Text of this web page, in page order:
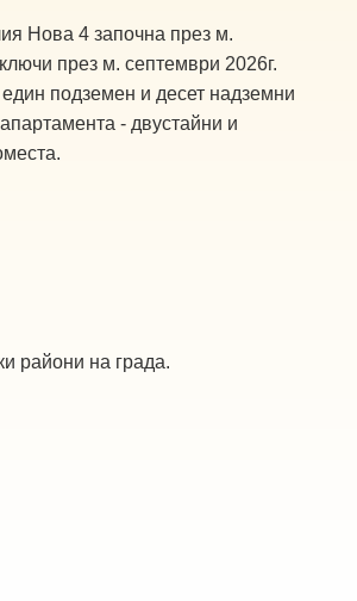
Нова 4 започна през м.
през м. септември 2026г.
подземен и десет надземни
- двустайни и
райони на града.